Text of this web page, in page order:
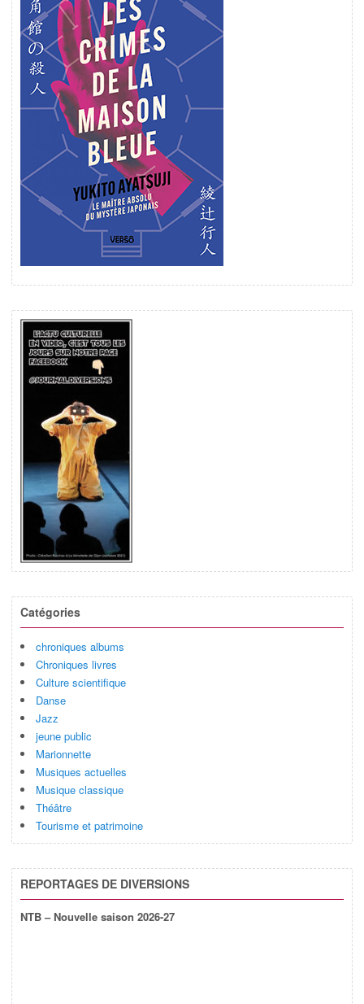
Catégories
chroniques albums
Chroniques livres
Culture scientifique
Danse
Jazz
jeune public
Marionnette
Musiques actuelles
Musique classique
Théâtre
Tourisme et patrimoine
REPORTAGES DE DIVERSIONS
NTB – Nouvelle saison 2026-27